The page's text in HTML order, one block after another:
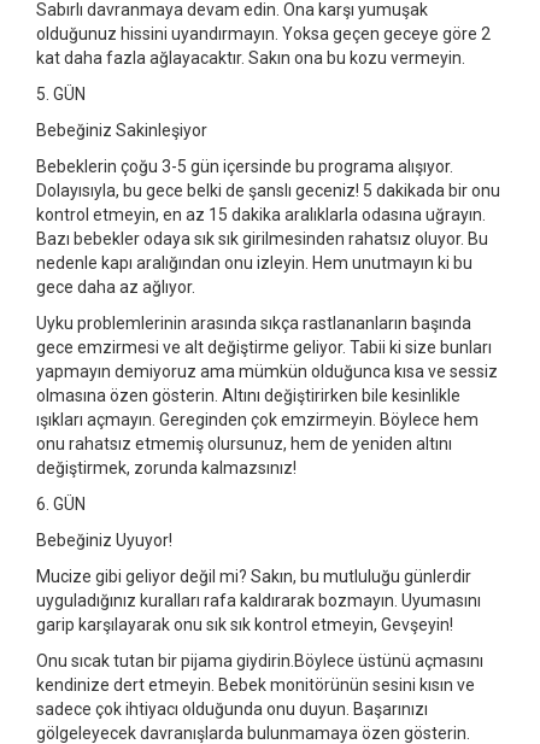
Sabırlı davranmaya devam edin. Ona karşı yumuşak
olduğunuz hissini uyandırmayın. Yoksa geçen geceye göre 2
kat daha fazla ağlayacaktır. Sakın ona bu kozu vermeyin.
5. GÜN
Bebeğiniz Sakinleşiyor
Bebeklerin çoğu 3-5 gün içersinde bu programa alışıyor.
Dolayısıyla, bu gece belki de şanslı geceniz! 5 dakikada bir onu
kontrol etmeyin, en az 15 dakika aralıklarla odasına uğrayın.
Bazı bebekler odaya sık sık girilmesinden rahatsız oluyor. Bu
nedenle kapı aralığından onu izleyin. Hem unutmayın ki bu
gece daha az ağlıyor.
Uyku problemlerinin arasında sıkça rastlananların başında
gece emzirmesi ve alt değiştirme geliyor. Tabii ki size bunları
yapmayın demiyoruz ama mümkün olduğunca kısa ve sessiz
olmasına özen gösterin. Altını değiştirirken bile kesinlikle
ışıkları açmayın. Gereginden çok emzirmeyin. Böylece hem
onu rahatsız etmemiş olursunuz, hem de yeniden altını
değiştirmek, zorunda kalmazsınız!
6. GÜN
Bebeğiniz Uyuyor!
Mucize gibi geliyor değil mi? Sakın, bu mutluluğu günlerdir
uyguladığınız kuralları rafa kaldırarak bozmayın. Uyumasını
garip karşılayarak onu sık sık kontrol etmeyin, Gevşeyin!
Onu sıcak tutan bir pijama giydirin.Böylece üstünü açmasını
kendinize dert etmeyin. Bebek monitörünün sesini kısın ve
sadece çok ihtiyacı olduğunda onu duyun. Başarınızı
gölgeleyecek davranışlarda bulunmamaya özen gösterin.